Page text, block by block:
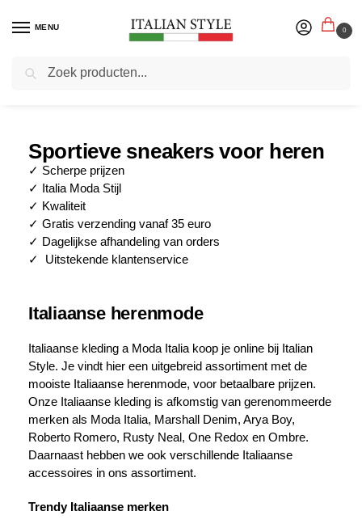
MENU 0
Home Blog / Sportieve sneakers voor heren
Sportieve sneakers voor heren
✓ Scherpe prijzen
✓ Italia Moda Stijl
✓ Kwaliteit
✓ Gratis verzending vanaf 35 euro
✓ Dagelijkse afhandeling van orders
✓ Uitstekende klantenservice
Italiaanse herenmode
Italiaanse kleding a Moda Italia koop je online bij Italian
Style. Je vindt hier een uitgebreid assortiment met de
mooiste Italiaanse herenmode, voor betaalbare prijzen.
Onze Italiaanse kleding is afkomstig van gerenommeerde
merken als Moda Italia, Marshall Denim, Arya Boy,
Roberto Romero, Rusty Neal, One Redox en Ombre.
Daarnaast hebben we ook verschillende Italiaanse
accessoires in ons assortiment.
Trendy Italiaanse merken